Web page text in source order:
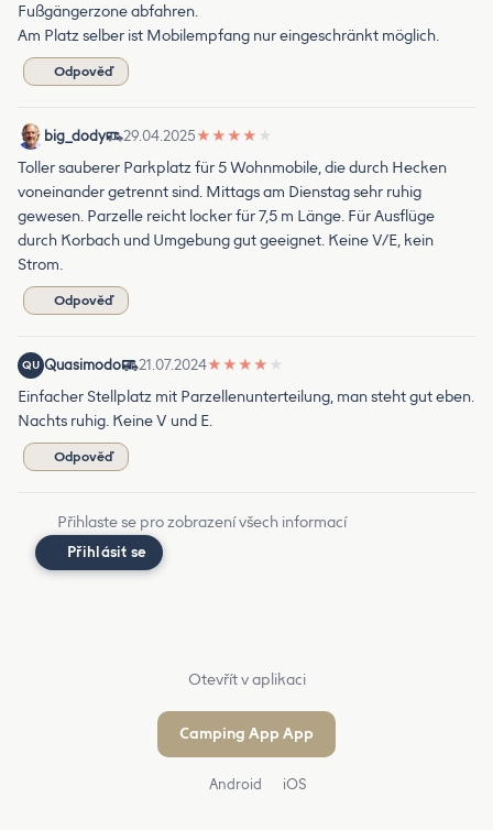
Fußgängerzone abfahren.
Am Platz selber ist Mobilempfang nur eingeschränkt möglich.
Odpověď
big_dody 29.04.2025★ ★ ★ ★ ★
Toller sauberer Parkplatz für 5 Wohnmobile, die durch Hecken
voneinander getrennt sind. Mittags am Dienstag sehr ruhig
gewesen. Parzelle reicht locker für 7,5 m Länge. Für Ausflüge
durch Korbach und Umgebung gut geeignet. Keine V/E, kein
Strom.
Odpověď
QU Quasimodo 21.07.2024★ ★ ★ ★ ★
Einfacher Stellplatz mit Parzellenunterteilung, man steht gut eben.
Nachts ruhig. Keine V und E.
Odpověď
Přihlaste se pro zobrazení všech informací
Přihlásit se
Otevřít v aplikaci
Camping App App
Android iOS